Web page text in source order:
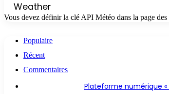
Weather
Vous devez définir la clé API Météo dans la page
Populaire
Récent
Commentaires
Plateforme numérique «